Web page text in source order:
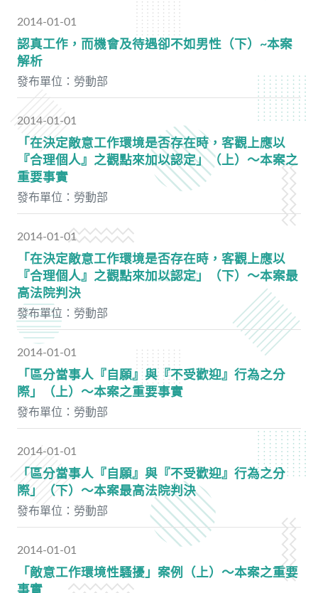
2014-01-01
認真工作，而機會及待遇卻不如男性（下）~本案
解析
發布單位：勞動部
2014-01-01
「在決定敵意工作環境是否存在時，客觀上應以
『合理個人』之觀點來加以認定」（上）～本案之
重要事實
發布單位：勞動部
2014-01-01
「在決定敵意工作環境是否存在時，客觀上應以
『合理個人』之觀點來加以認定」（下）～本案最
高法院判決
發布單位：勞動部
2014-01-01
「區分當事人『自願』與『不受歡迎』行為之分
際」（上）～本案之重要事實
發布單位：勞動部
2014-01-01
「區分當事人『自願』與『不受歡迎』行為之分
際」（下）～本案最高法院判決
發布單位：勞動部
2014-01-01
「敵意工作環境性騷擾」案例（上）～本案之重要
事實